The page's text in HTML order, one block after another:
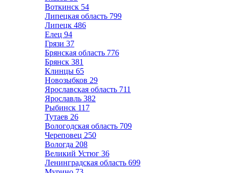
Воткинск 54
Липецкая область 799
Липецк 486
Елец 94
Грязи 37
Брянская область 776
Брянск 381
Клинцы 65
Новозыбков 29
Ярославская область 711
Ярославль 382
Рыбинск 117
Тутаев 26
Вологодская область 709
Череповец 250
Вологда 208
Великий Устюг 36
Ленинградская область 699